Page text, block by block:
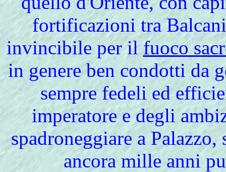
fortificazioni tra
invincibile per ilfuoco
in genere ben condotti da
sempre fedeli ed
imperatore e degli
spadroneggiare a
ancora mille anni